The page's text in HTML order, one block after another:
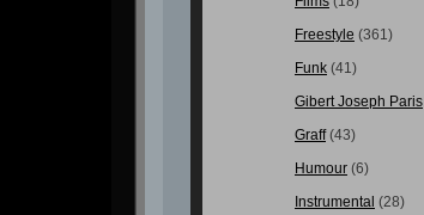
Freestyle (361)
Funk (41)
Gibert Joseph Paris
Graff(43)
Humour (6)
Instrumental (28)